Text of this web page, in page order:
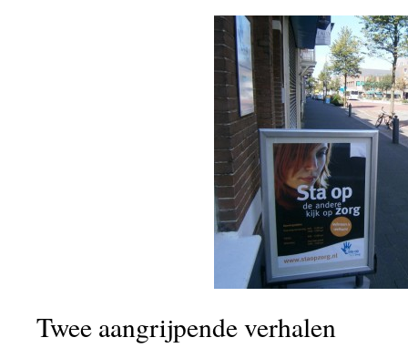
Twee aangrijpende verhalen